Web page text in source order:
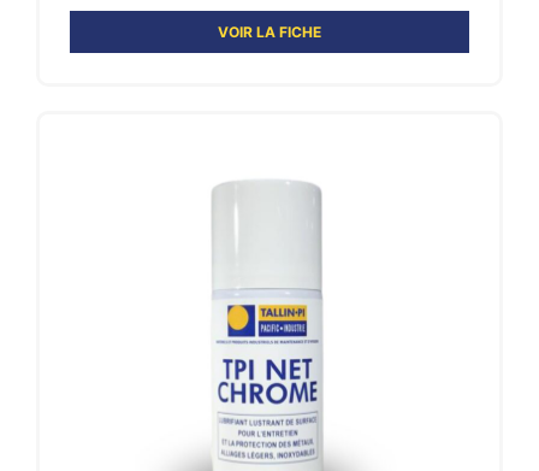
VOIR LA FICHE